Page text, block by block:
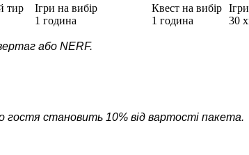
тир
Ігри на вибір
1 година
Квест на вибір
1 година
30
або NERF.
гостя становить 10% від вартості пакета.